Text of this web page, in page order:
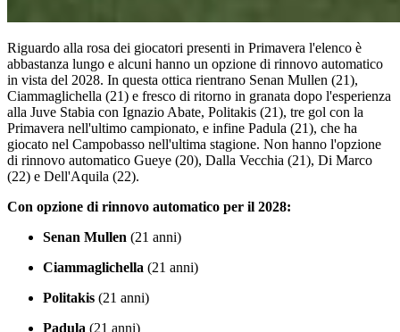
Riguardo alla rosa dei giocatori presenti in Primavera l'elenco è
abbastanza lungo e alcuni hanno un opzione di rinnovo automatico
in vista del 2028. In questa ottica rientrano Senan Mullen (21),
Ciammaglichella (21) e fresco di ritorno in granata dopo l'esperienza
alla Juve Stabia con Ignazio Abate, Politakis (21), tre gol con la
Primavera nell'ultimo campionato, e infine Padula (21), che ha
giocato nel Campobasso nell'ultima stagione. Non hanno l'opzione
di rinnovo automatico Gueye (20), Dalla Vecchia (21), Di Marco
(22) e Dell'Aquila (22).
Con opzione di rinnovo automatico per il 2028:
Senan Mullen (21 anni)
Ciammaglichella (21 anni)
Politakis (21 anni)
Padula (21 anni)